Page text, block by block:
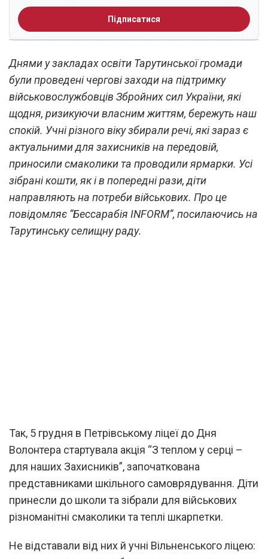
Підписатися
Днями у закладах освіти Тарутинської громади
були проведені чергові заходи на підтримку
військовослужбовців Збройних сил України, які
щодня, ризикуючи власним життям, бережуть наш
спокій. Учні різного віку збирали речі, які зараз є
актуальними для захисників на передовій,
приносили смаколики та проводили ярмарки. Усі
зібрані кошти, як і в попередні рази, діти
направляють на потреби військових. Про це
повідомляє “Бессарабія INFORM”, посилаючись на
Тарутинську селищну раду.
Так, 5 грудня в Петрівському ліцеї до Дня
Волонтера стартувала акція “З теплом у серці –
для наших Захисників”, започаткована
представниками шкільного самоврядування. Діти
принесли до школи та зібрали для військових
різноманітні смаколики та теплі шкарпетки.
Не відставали від них й учні Вільненського ліцею: